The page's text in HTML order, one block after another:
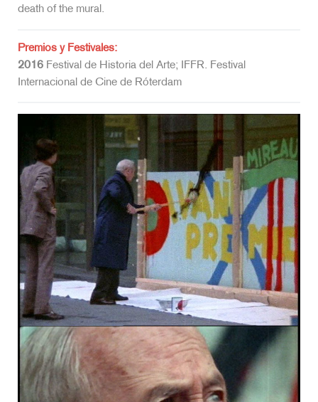
death of the mural.
Premios y Festivales:
2016 Festival de Historia del Arte; IFFR. Festival
Internacional de Cine de Róterdam